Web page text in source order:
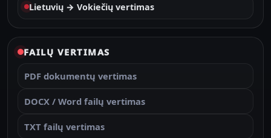
Lietuvių → Vokiečių vertimas
FAILŲ VERTIMAS
PDF dokumentų vertimas
DOCX / Word failų vertimas
TXT failų vertimas